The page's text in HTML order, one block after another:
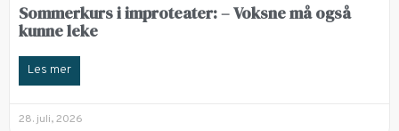
Sommerkurs i improteater: – Voksne må også
kunne leke
Les mer
28. juli, 2026